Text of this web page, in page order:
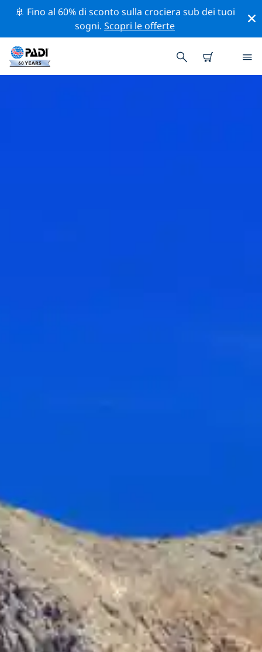
🚢 Fino al 60% di sconto sulla crociera sub dei tuoi
sogni.Scopri le offerte